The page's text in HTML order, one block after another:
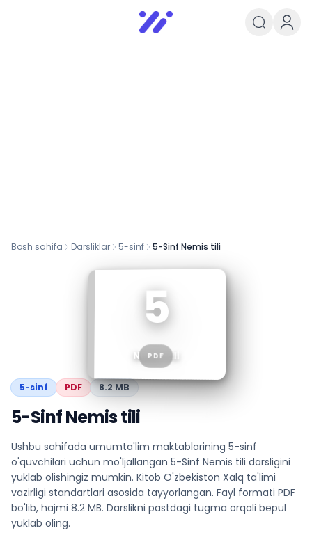
Infoedu
Ta&#039;lim xabarlari va
Bosh sahifa Darsliklar 5-sinf 5-Sinf Nemis tili
5
Nemis tili
PDF
5-sinf PDF 8.2 MB
5-Sinf Nemis tili
Ushbu sahifada umumta'lim maktablarining 5-sinf
o'quvchilari uchun mo'ljallangan 5-Sinf Nemis tili darsligini
yuklab olishingiz mumkin. Kitob O'zbekiston Xalq ta'limi
vazirligi standartlari asosida tayyorlangan. Fayl formati PDF
bo'lib, hajmi 8.2 MB. Darslikni pastdagi tugma orqali bepul
yuklab oling.